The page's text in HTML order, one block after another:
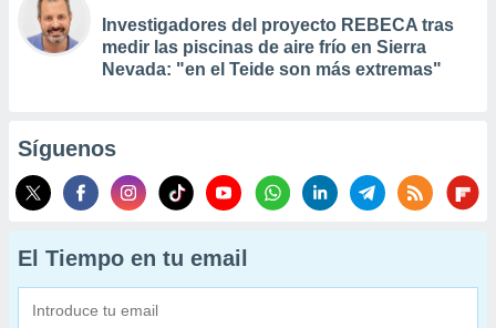
Investigadores del proyecto REBECA tras
medir las piscinas de aire frío en Sierra
Nevada: "en el Teide son más extremas"
Síguenos
El Tiempo en tu email